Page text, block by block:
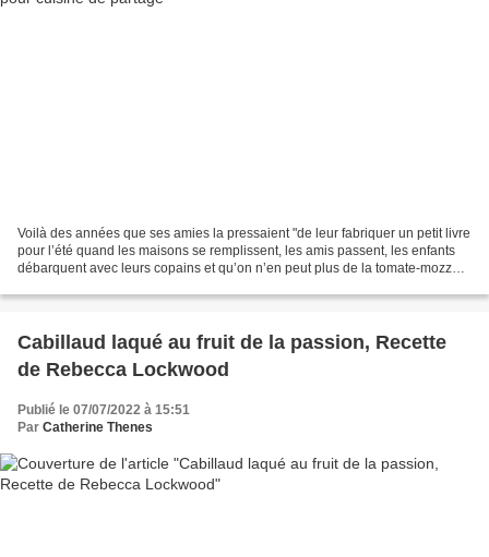
Voilà des années que ses amies la pressaient "de leur fabriquer un petit livre
pour l’été quand les maisons se remplissent, les amis passent, les enfants
débarquent avec leurs copains et qu’on n’en peut plus de la tomate-mozza-
Cabillaud laqué au fruit de la passion, Recette
de Rebecca Lockwood
Publié le 07/07/2022 à 15:51
Par Catherine Thenes